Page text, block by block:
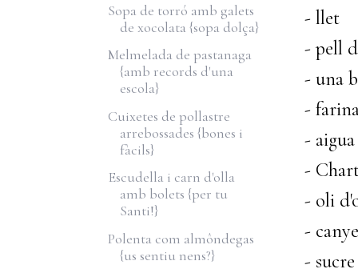
- llet
- pell
- una
-
-
-
- oli
-
-
Sopa de torró amb galets
de xocolata {sopa dolça}
Melmelada de pastanaga
{amb records d'una
escola}
Cuixetes de pollastre
arrebossades {bones i
fàcils}
Escudella i carn d'olla
amb bolets {per tu
Santi!}
Polenta com almôndegas
{us sentiu nens?}